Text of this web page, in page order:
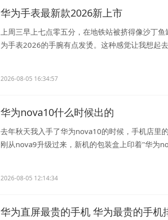
华为手表最新款2026新上市
上周三早上七点零五分，在地铁站被挤得像沙丁
为手表2026的手腕有点发烫。这种感觉让我想起
2026-08-05 16:34:57
华为nova10什么时候出的
去年秋天我入手了华为nova10的时候，手机店里
刚从nova9升级过来，新机的包装盒上印着"华为
2026-08-05 12:14:34
华为直屏最贵的手机 华为最贵的手机